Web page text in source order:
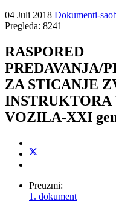
04 Juli 2018 Dokumenti-
Pregleda: 8241
RASPORED
PREDAVANJA/
ZA STICANJE
VOZILA-XXI
Preuzmi:
1. dokument